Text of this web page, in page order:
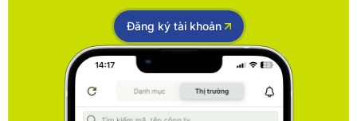
Đăng ký tài khoản